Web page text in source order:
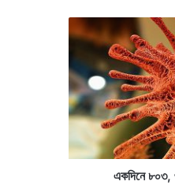
ক
দি
নে
৮
০
৩
,
৩
একদিনে ৮০৩,